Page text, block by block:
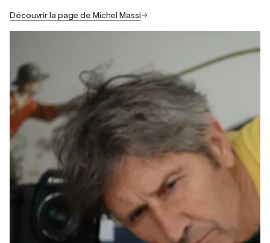
Découvrir la page de Michel Massi